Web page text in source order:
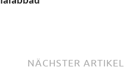
NÄCHSTER ARTIKEL